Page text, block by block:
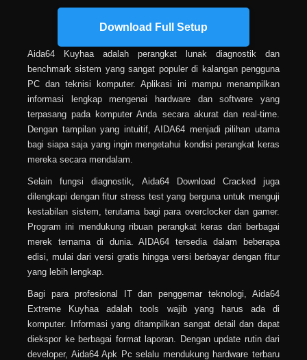
Download Full Setup
Aida64 Kuyhaa adalah perangkat lunak diagnostik dan
benchmark sistem yang sangat populer di kalangan pengguna
PC dan teknisi komputer. Aplikasi ini mampu menampilkan
informasi lengkap mengenai hardware dan software yang
terpasang pada komputer Anda secara akurat dan real-time.
Dengan tampilan yang intuitif, AIDA64 menjadi pilihan utama
bagi siapa saja yang ingin mengetahui kondisi perangkat keras
mereka secara mendalam.
Selain fungsi diagnostik, Aida64 Download Cracked juga
dilengkapi dengan fitur stress test yang berguna untuk menguji
kestabilan sistem, terutama bagi para overclocker dan gamer.
Program ini mendukung ribuan perangkat keras dari berbagai
merek ternama di dunia. AIDA64 tersedia dalam beberapa
edisi, mulai dari versi gratis hingga versi berbayar dengan fitur
yang lebih lengkap.
Bagi para profesional IT dan penggemar teknologi, Aida64
Extreme Kuyhaa adalah tools wajib yang harus ada di
komputer. Informasi yang ditampilkan sangat detail dan dapat
diekspor ke berbagai format laporan. Dengan update rutin dari
developer, Aida64 Apk Pc selalu mendukung hardware terbaru